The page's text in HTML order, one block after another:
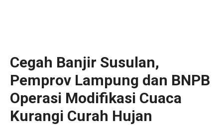
Cegah Banjir Susulan,
Pemprov Lampung dan BNPB
Operasi Modifikasi Cuaca
Kurangi Curah Hujan